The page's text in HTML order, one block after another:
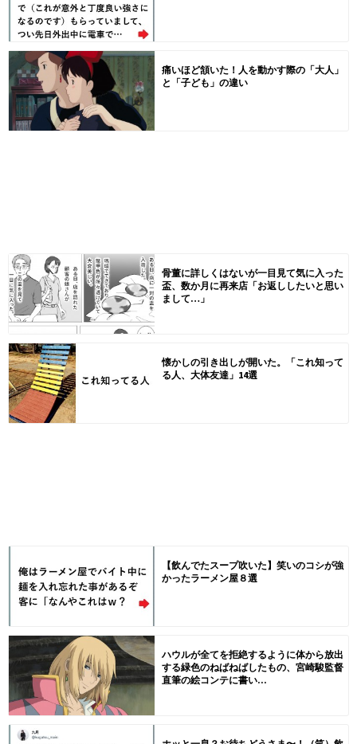
痛いほど頷いた！人を動かす際の「大人」
と「子ども」の違い
骨董に詳しくはないが一目見て気に入った
盃、数か月に再来店「お返ししたいと思い
まして…」
懐かしの引き出しが開いた。「これ知って
る人、大体友達」14選
【飲んでたスープ吹いた】笑いのコシが強
かったラーメン屋８選
ハウルが全てを拒絶するように体から放出
する緑色のねばねばしたもの、宮崎駿監督
直筆の絵コンテに書い...